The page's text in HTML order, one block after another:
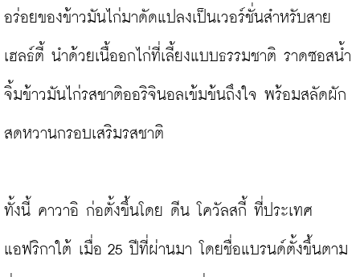
อร่อยของข้าวมันไก่มาดัดแปลงเป็นเวอร์ชั่นสำหรับสาย
เฮลธ์ตี้ นำด้วยเนื้ออกไก่ที่เลี้ยงแบบธรรมชาติ ราดซอสน้ำ
จิ้มข้าวมันไก่รสชาติออริจินอลเข้มข้นถึงใจ พร้อมสลัดผัก
สดหวานกรอบเสริมรสชาติ
ทั้งนี้ คาวาอิ ก่อตั้งขึ้นโดย ดีน โควัลสกี้ ที่ประเทศ
แอฟริกาใต้ เมื่อ 25 ปีที่ผ่านมา โดยชื่อแบรนด์ตั้งขึ้นตาม